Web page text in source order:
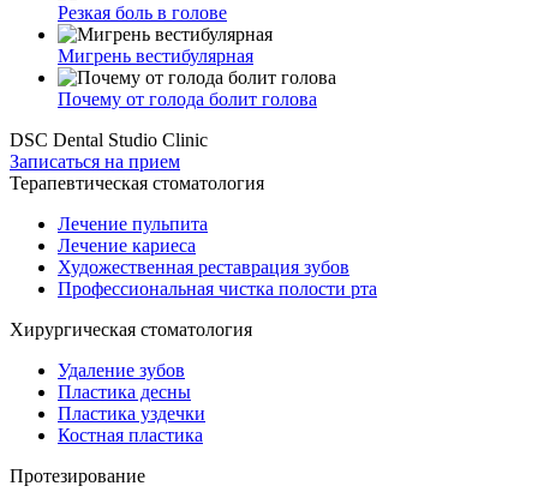
Резкая боль в голове
Мигрень вестибулярная
Почему от голода болит голова
DSC Dental Studio Clinic
Записаться на прием
Терапевтическая стоматология
Лечение пульпита
Лечение кариеса
Художественная реставрация зубов
Профессиональная чистка полости рта
Хирургическая стоматология
Удаление зубов
Пластика десны
Пластика уздечки
Костная пластика
Протезирование